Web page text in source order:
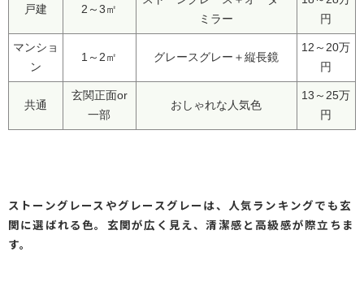
戸建 2～3㎡
ミラー
円
マンショ
ン
1～2㎡ グレースグレー＋縦長鏡
12～20万
円
共通
玄関正面or
一部
おしゃれな人気色
13～25万
円
ストーングレースやグレースグレーは、人気ランキングでも玄
関に選ばれる色。玄関が広く見え、清潔感と高級感が際立ちま
す。